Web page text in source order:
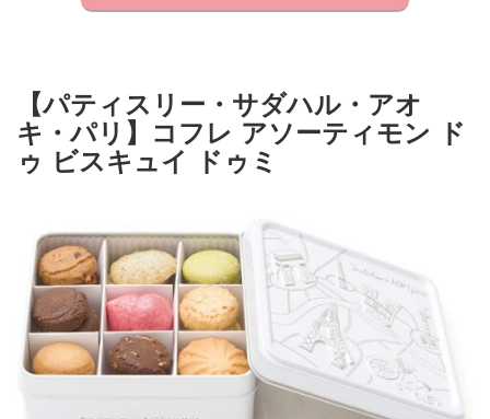
【パティスリー・サダハル・アオ
キ・パリ】コフレ アソーティモン ド
ゥ ビスキュイ ドゥミ